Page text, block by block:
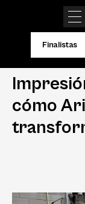
Finalistas
cómo